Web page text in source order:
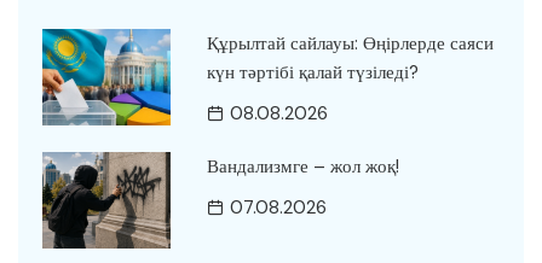
Құрылтай сайлауы: Өңірлерде саяси
күн тәртібі қалай түзіледі?
08.08.2026
Вандализмге – жол жоқ!
07.08.2026